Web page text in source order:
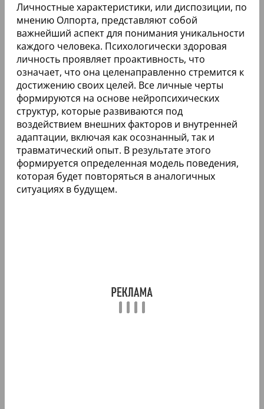
Личностные характеристики, или диспозиции, по
мнению Олпорта, представляют собой
важнейший аспект для понимания уникальности
каждого человека. Психологически здоровая
личность проявляет проактивность, что
означает, что она целенаправленно стремится к
достижению своих целей. Все личные черты
формируются на основе нейропсихических
структур, которые развиваются под
воздействием внешних факторов и внутренней
адаптации, включая как осознанный, так и
травматический опыт. В результате этого
формируется определенная модель поведения,
которая будет повторяться в аналогичных
ситуациях в будущем.